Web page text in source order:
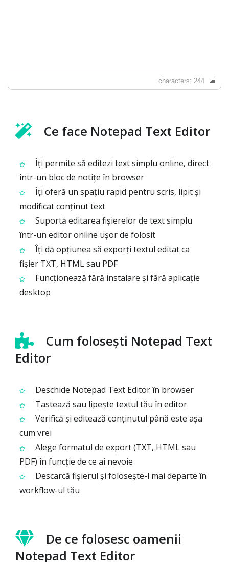
characters: 244
Ce face Notepad Text Editor
Îți permite să editezi text simplu online, direct
într-un bloc de notițe în browser
Îți oferă un spațiu rapid pentru scris, lipit și
modificat conținut text
Suportă editarea fișierelor de text simplu
într-un editor online ușor de folosit
Îți dă opțiunea să exporți textul editat ca
fișier TXT, HTML sau PDF
Funcționează fără instalare și fără aplicație
desktop
Cum folosești Notepad Text
Editor
Deschide Notepad Text Editor în browser
Tastează sau lipește textul tău în editor
Verifică și editează conținutul până este așa
cum vrei
Alege formatul de export (TXT, HTML sau
PDF) în funcție de ce ai nevoie
Descarcă fișierul și folosește-l mai departe în
workflow-ul tău
De ce folosesc oamenii
Notepad Text Editor